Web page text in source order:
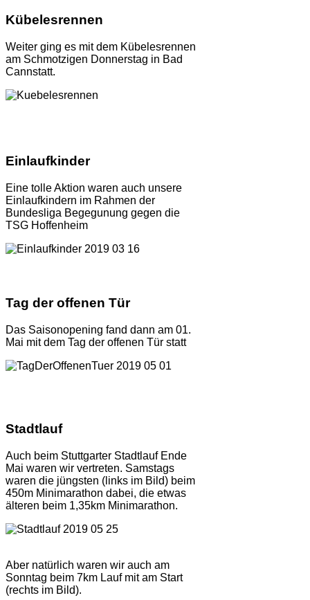
Kübelesrennen
Weiter ging es mit dem Kübelesrennen
am Schmotzigen Donnerstag in Bad
Cannstatt.
Einlaufkinder
Eine tolle Aktion waren auch unsere
Einlaufkindern im Rahmen der
Bundesliga Begegunung gegen die
TSG Hoffenheim
Tag der offenen Tür
Das Saisonopening fand dann am 01.
Mai mit dem Tag der offenen Tür statt
Stadtlauf
Auch beim Stuttgarter Stadtlauf Ende
Mai waren wir vertreten. Samstags
waren die jüngsten (links im Bild) beim
450m Minimarathon dabei, die etwas
älteren beim 1,35km Minimarathon.
Aber natürlich waren wir auch am
Sonntag beim 7km Lauf mit am Start
(rechts im Bild).